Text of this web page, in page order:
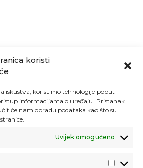
koristi
iskustva, koristimo tehnologije poput
informacijama o uređaju. Pristanak
će nam obradu podataka kao što su
Uvijek omogućeno